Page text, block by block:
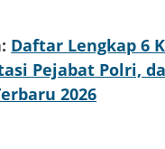
Daftar Lengkap 6
Pejabat Polri,
2026